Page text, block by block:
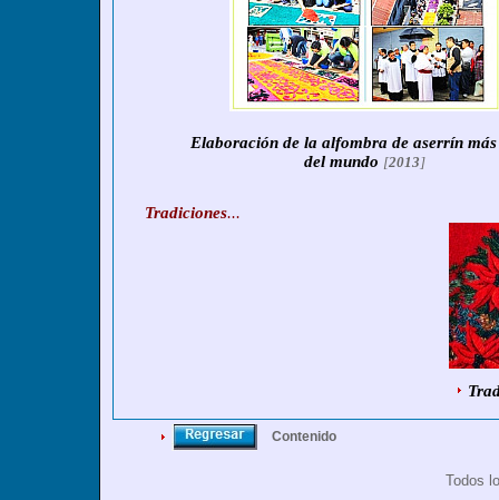
Elaboración de la alfombra de aserrín
del mundo [2013 ]
Tradiciones...
Contenido
Todos